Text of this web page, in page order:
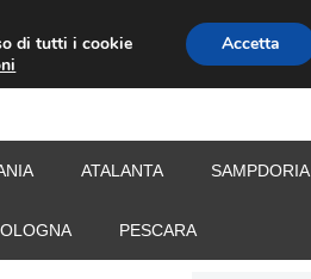
CALCIOMERCATO
ATALANTA SAMPDORIA
PESCARA
di tutti i cookie
Accetta